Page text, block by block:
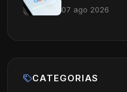
07 ago 2026
CATEGORIAS